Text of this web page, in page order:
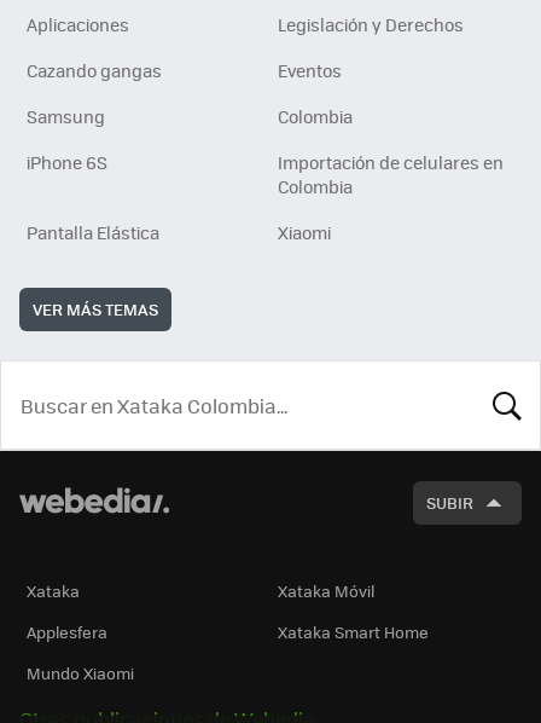
Aplicaciones
Legislación y Derechos
Cazando gangas
Eventos
Samsung
Colombia
iPhone 6S
Importación de celulares en
Colombia
Pantalla Elástica
Xiaomi
VER MÁS TEMAS
SUBIR
Xataka
Xataka Móvil
Applesfera
Xataka Smart Home
Mundo Xiaomi